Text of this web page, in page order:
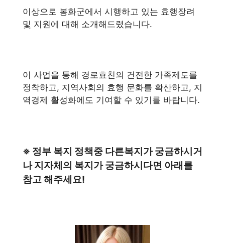
이상으로 봉화군에서 시행하고 있는 효행장려
및 지원에 대해 소개해드렸습니다.
이 사업을 통해 경로효친의 건전한 가족제도를
정착하고, 지역사회의 효행 문화를 확산하고, 지
역경제 활성화에도 기여할 수 있기를 바랍니다.
※ 정부 복지 정책중 다른복지가 궁금하시거
나 지자체의 복지가 궁금하시다면 아래를
참고 해주세요!